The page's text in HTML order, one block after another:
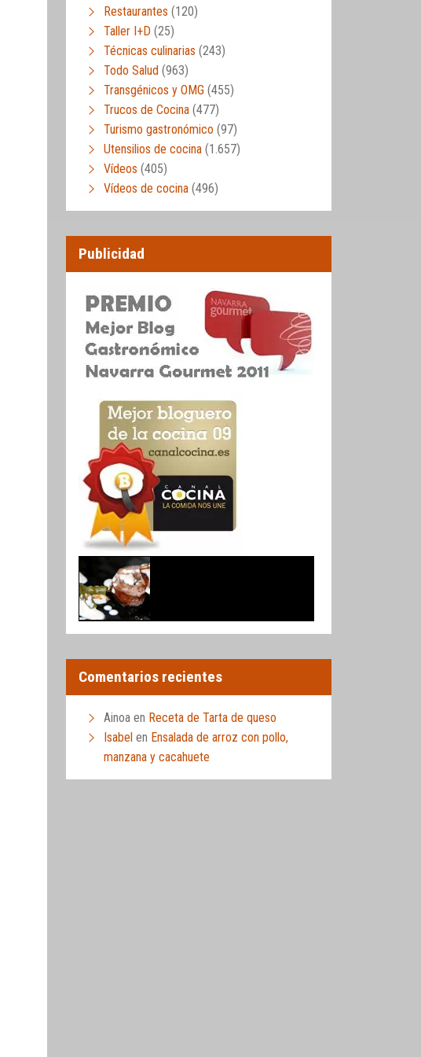
Restaurantes (120)
Taller I+D (25)
Técnicas culinarias (243)
Todo Salud (963)
Transgénicos y OMG (455)
Trucos de Cocina (477)
Turismo gastronómico (97)
Utensilios de cocina (1.657)
Vídeos (405)
Vídeos de cocina (496)
Publicidad
Comentarios recientes
Ainoa en Receta de Tarta de queso
Isabel en Ensalada de arroz con pollo,
manzana y cacahuete